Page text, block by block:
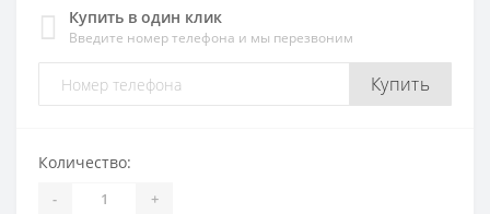
Купить в один клик
Введите номер телефона и мы перезвоним
Купить
Количество:
- +